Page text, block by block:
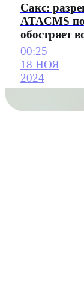
Сакс:
ATACMS
обостряет
00:25
18 НОЯ
2024